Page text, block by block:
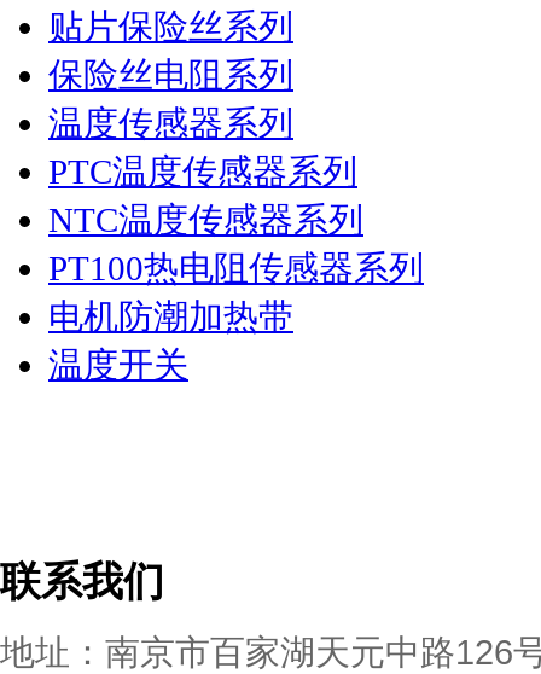
贴片保险丝系列
保险丝电阻系列
温度传感器系列
PTC温度传感器系列
NTC温度传感器系列
PT100热电阻传感器系列
电机防潮加热带
温度开关
联系我们
地址：南京市百家湖天元中路126